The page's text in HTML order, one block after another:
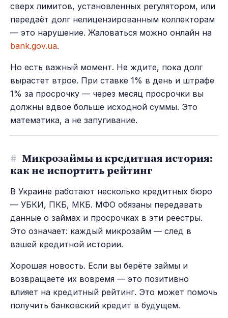
сверх лимитов, установленных регулятором, или
передаёт долг нелицензированным коллекторам
— это нарушение. Жаловаться можно онлайн на
bank.gov.ua.
Но есть важный момент. Не ждите, пока долг
вырастет втрое. При ставке 1% в день и штрафе
1% за просрочку — через месяц просрочки вы
должны вдвое больше исходной суммы. Это
математика, а не запугивание.
# Микрозаймы и кредитная история:
как не испортить рейтинг
В Украине работают несколько кредитных бюро
— УБКИ, ПКБ, МКБ. МФО обязаны передавать
данные о займах и просрочках в эти реестры.
Это означает: каждый микрозайм — след в
вашей кредитной истории.
Хорошая новость. Если вы берёте займы и
возвращаете их вовремя — это позитивно
влияет на кредитный рейтинг. Это может помочь
получить банковский кредит в будущем.